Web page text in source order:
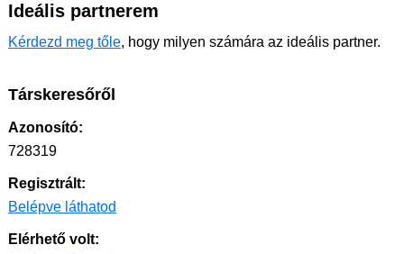
Ideális partnerem
Kérdezd meg tőle, hogy milyen számára az ideális partner.
Társkeresőről
Azonosító:
728319
Regisztrált:
Belépve láthatod
Elérhető volt: